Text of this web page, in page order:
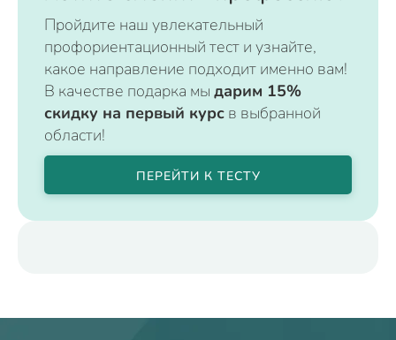
Пройдите наш увлекательный
профориентационный тест и узнайте,
какое направление подходит именно вам!
В качестве подарка мы дарим 15%
скидку на первый курс в выбранной
области!
ПЕРЕЙТИ К ТЕСТУ